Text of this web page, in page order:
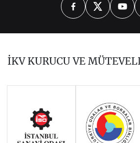
2026 2025
2022 2021
İKV KURUCU VE